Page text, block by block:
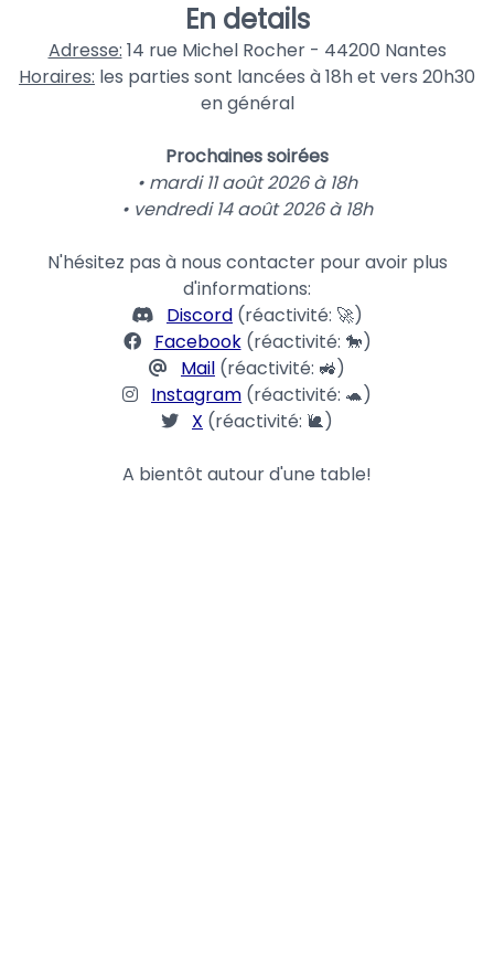
En details
Adresse: 14 rue Michel Rocher - 44200 Nantes
Horaires: les parties sont lancées à 18h et vers 20h30
en général
Prochaines soirées
• mardi 11 août 2026 à 18h
• vendredi 14 août 2026 à 18h
N'hésitez pas à nous contacter pour avoir plus
d'informations:
Discord (réactivité: 🚀)
Facebook(réactivité: 🐎)
Mail (réactivité: 🚜)
Instagram (réactivité: 🐢)
X (réactivité: 🐌)
A bientôt autour d'une table!